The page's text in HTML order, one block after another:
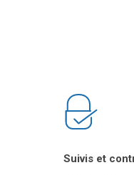
Suivis et